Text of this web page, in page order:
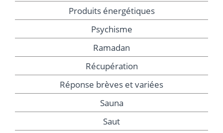
Produits énergétiques
Psychisme
Ramadan
Récupération
Réponse brèves et variées
Sauna
Saut